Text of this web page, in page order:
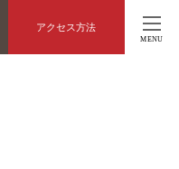
アクセス方法
MENU